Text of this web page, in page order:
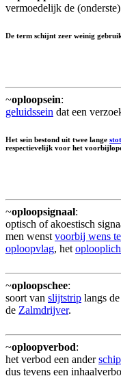
vermoedelijk de (onderste)
De term schijnt zeer weinig
~oploopsein:
geluidssein dat een
Het sein bestond uit twee lange
respectievelijk voor het
~oploopsignaal:
optisch of akoestisch
men wenst voorbij wens
oploopvlag, het
~oploopschee:
soort van slijtstrip langs
de Zalmdrijver.
~oploopverbod:
het verbod een anderschip
dus tevens een